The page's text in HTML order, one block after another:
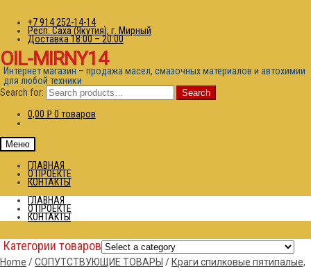
+7 914 252-14-14
Респ. Саха (Якутия), г. Мирный
Доставка 18:00 – 20:00
OIL-MIRNY14
Интернет магазин – продажа масел, смазочных материалов и автохимии
для любой техники
Search for:
Search
0,00 Р 0 товаров
Меню
ГЛАВНАЯ
О ПРОЕКТЕ
КОНТАКТЫ
ГЛАВНАЯ
О ПРОЕКТЕ
КОНТАКТЫ
Категории товаров
Home /СОПУТСТВУЮЩИЕ ТОВАРЫ / Краги спилковые пятипалые,